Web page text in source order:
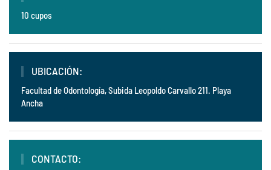
10 cupos
UBICACIÓN:
Facultad de Odontología, Subida Leopoldo Carvallo 211. Playa
Ancha
CONTACTO: